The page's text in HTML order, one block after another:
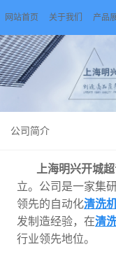
网站首页 关于我们 产品
公司简介
上海明兴开城超
立。公司是一家集
领先的自动化清洗
发制造经验，在清
行业领先地位。